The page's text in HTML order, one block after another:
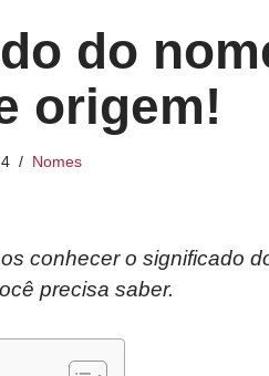
do
origem!
Nomes
conhecer o significado
precisa saber.